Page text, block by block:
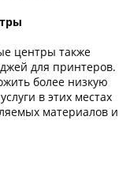
центры также
для принтеров.
более низкую
в этих местах
материалов и